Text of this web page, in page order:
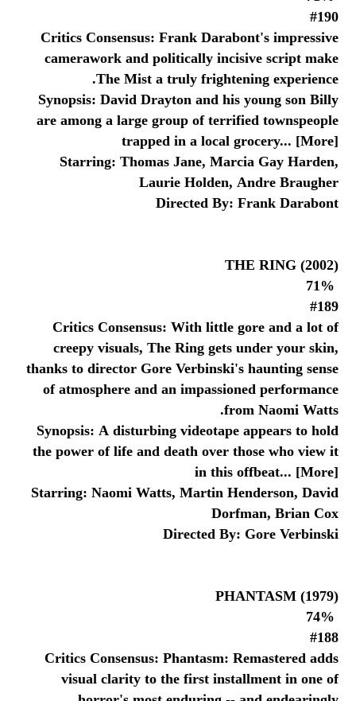
#190
Critics Consensus: Frank Darabont's impressive
camerawork and politically incisive script make
The Mist a truly frightening experience.
Synopsis: David Drayton and his young son Billy
are among a large group of terrified townspeople
trapped in a local grocery... [More]
Starring: Thomas Jane, Marcia Gay Harden,
Laurie Holden, Andre Braugher
Directed By: Frank Darabont
THE RING (2002)
#189
Critics Consensus: With little gore and a lot of
creepy visuals, The Ring gets under your skin,
thanks to director Gore Verbinski's haunting sense
of atmosphere and an impassioned performance
from Naomi Watts.
Synopsis: A disturbing videotape appears to hold
the power of life and death over those who view it
in this offbeat... [More]
Starring: Naomi Watts, Martin Henderson, David
Dorfman, Brian Cox
Directed By: Gore Verbinski
PHANTASM (1979)
#188
Critics Consensus: Phantasm: Remastered adds
visual clarity to the first installment in one of